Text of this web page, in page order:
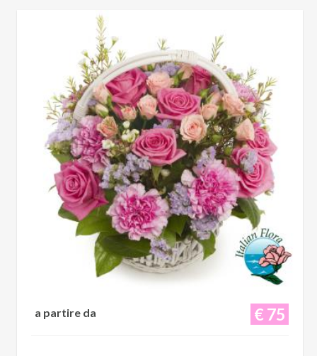
€ 75
a partire da